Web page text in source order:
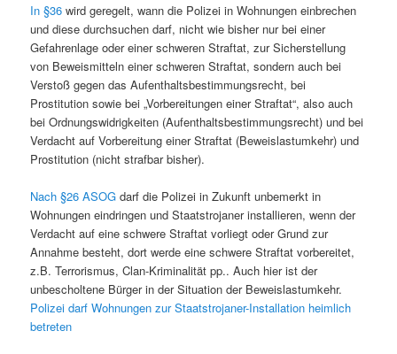
In §36 wird geregelt, wann die Polizei in Wohnungen einbrechen
und diese durchsuchen darf, nicht wie bisher nur bei einer
Gefahrenlage oder einer schweren Straftat, zur Sicherstellung
von Beweismitteln einer schweren Straftat, sondern auch bei
Verstoß gegen das Aufenthaltsbestimmungsrecht, bei
Prostitution sowie bei „Vorbereitungen einer Straftat“, also auch
bei Ordnungswidrigkeiten (Aufenthaltsbestimmungsrecht) und bei
Verdacht auf Vorbereitung einer Straftat (Beweislastumkehr) und
Prostitution (nicht strafbar bisher).
Nach §26 ASOGdarf die Polizei in Zukunft unbemerkt in
Wohnungen eindringen und Staatstrojaner installieren, wenn der
Verdacht auf eine schwere Straftat vorliegt oder Grund zur
Annahme besteht, dort werde eine schwere Straftat vorbereitet,
z.B. Terrorismus, Clan-Kriminalität pp.. Auch hier ist der
unbescholtene Bürger in der Situation der Beweislastumkehr.
Polizei darf Wohnungen zur Staatstrojaner-Installation heimlich
betreten